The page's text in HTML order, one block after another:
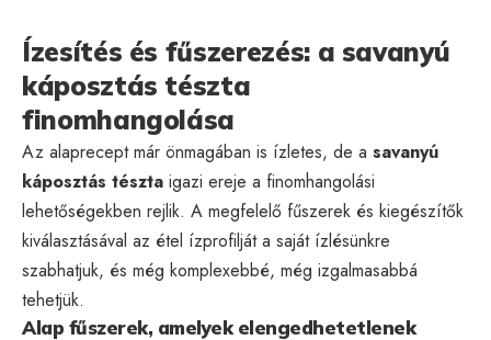
Ízesítés és fűszerezés: a savanyú
káposztás tészta
finomhangolása
Az alaprecept már önmagában is ízletes, de a savanyú
káposztás tészta igazi ereje a finomhangolási
lehetőségekben rejlik. A megfelelő fűszerek és kiegészítők
kiválasztásával az étel ízprofilját a saját ízlésünkre
szabhatjuk, és még komplexebbé, még izgalmasabbá
tehetjük.
Alap fűszerek, amelyek elengedhetetlenek